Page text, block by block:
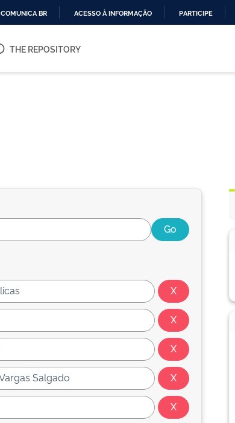
O
COMUNICA BR ACESSO À INFORMAÇÃO PARTICIPE
THE REPOSITORY